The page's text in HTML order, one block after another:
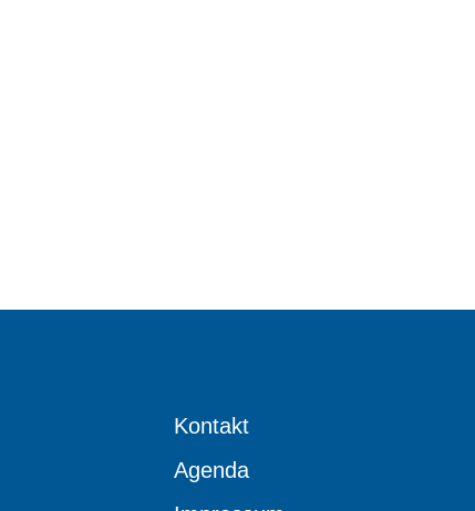
Kontakt
Agenda